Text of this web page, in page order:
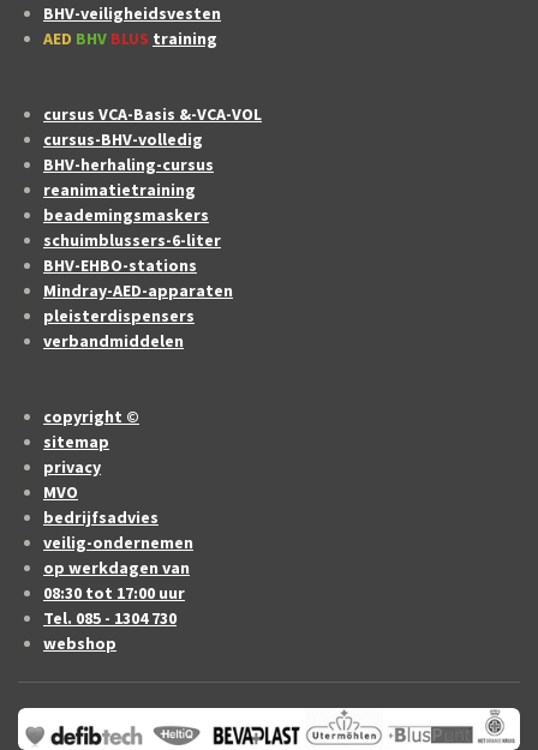
BHV-veiligheidsvesten
AED BHV BLUS training
cursus VCA-Basis &-VCA-VOL
cursus-BHV-volledig
BHV-herhaling-cursus
reanimatietraining
beademingsmaskers
schuimblussers-6-liter
BHV-EHBO-stations
Mindray-AED-apparaten
pleisterdispensers
verbandmiddelen
copyright ©
sitemap
privacy
MVO
bedrijfsadvies
veilig-ondernemen
op werkdagen van
08:30 tot 17:00 uur
Tel. 085 - 1304 730
webshop